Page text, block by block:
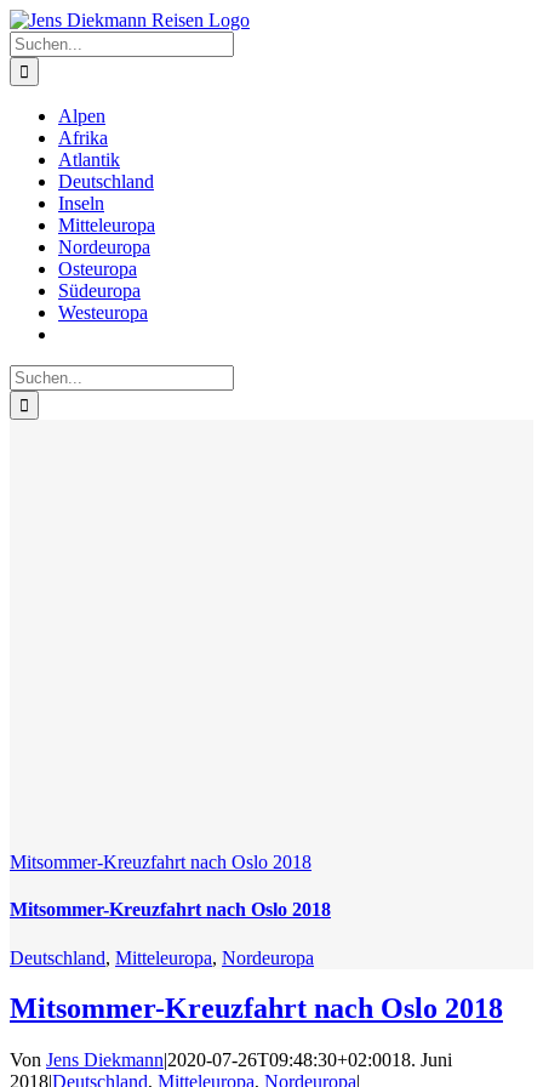
Zum
Inhalt
springen
Suche
nach:
Alpen
Afrika
Atlantik
Deutschland
Inseln
Mitteleuropa
Nordeuropa
Osteuropa
Südeuropa
Westeuropa
Suche
nach:
Mitsommer-Kreuzfahrt nach Oslo 2018
Mitsommer-Kreuzfahrt nach Oslo 2018
Deutschland, Mitteleuropa, Nordeuropa
Mitsommer-Kreuzfahrt nach Oslo 2018
Von Jens Diekmann|2020-07-26T09:48:30+02:0018. Juni
2018|Deutschland, Mitteleuropa, Nordeuropa|